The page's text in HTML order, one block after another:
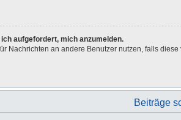
aufgefordert, mich anzumelden.
Nachrichten an andere Benutzer nutzen, falls
Beiträge